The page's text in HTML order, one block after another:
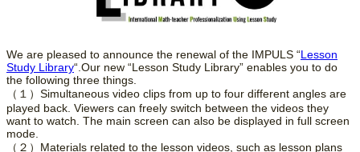
We are pleased to announce the renewal of the IMPULS “Lesson
Study Library“.Our new “Lesson Study Library” enables you to do
the following three things.
（１）Simultaneous video clips from up to four different angles are
played back. Viewers can freely switch between the videos they
want to watch. The main screen can also be displayed in full screen
mode.
（２）Materials related to the lesson videos, such as lesson plans